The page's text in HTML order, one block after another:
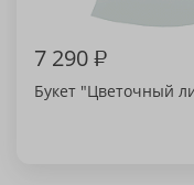
7 290₽
Букет "Цветочный